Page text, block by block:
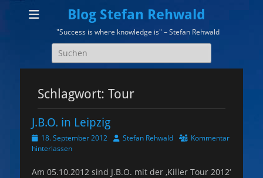
Blog Stefan Rehwald
"Success is where knowledge is" – Stefan Rehwald
Suchen
nach:
Schlagwort: Tour
J.B.O. in Leipzig
Veröffentlicht
am
18. September 2012 AutorStefan Rehwald
Kommentar
hinterlassen
Am 05.10.2012 sind J.B.O. mit der ‚Killer Tour 2012‘